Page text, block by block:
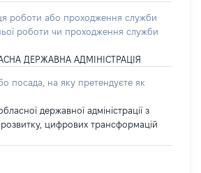
роботи або проходження служби
роботи чи проходження служби
ДЕРЖАВНА АДМІНІСТРАЦІЯ
посада, на яку претендуєте як
державної адміністрації з
цифрових трансформацій